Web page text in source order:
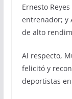
Ernesto
entrenador; y
de alto
Al respecto,
felicitó y
deportistas